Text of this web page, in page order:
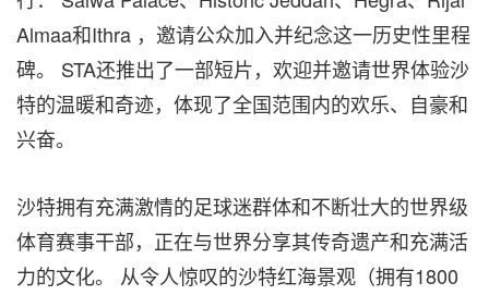
Almaa和Ithra ，邀请公众加入并纪念这一历史性里程
碑。 STA还推出了一部短片，欢迎并邀请世界体验沙
特的温暖和奇迹，体现了全国范围内的欢乐、自豪和
兴奋。
沙特拥有充满激情的足球迷群体和不断壮大的世界级
体育赛事干部，正在与世界分享其传奇遗产和充满活
力的文化。 从令人惊叹的沙特红海景观（拥有1800